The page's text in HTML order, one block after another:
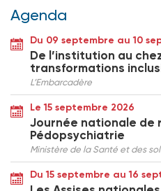
Agenda
Du 09 septembre au 10
De l’institution au
transformations
L’Embarcadère
Le 15 septembre 2026
Journée nationale de
Pédopsychiatrie
Ministère de la Santé et des
Du 15 septembre au 16